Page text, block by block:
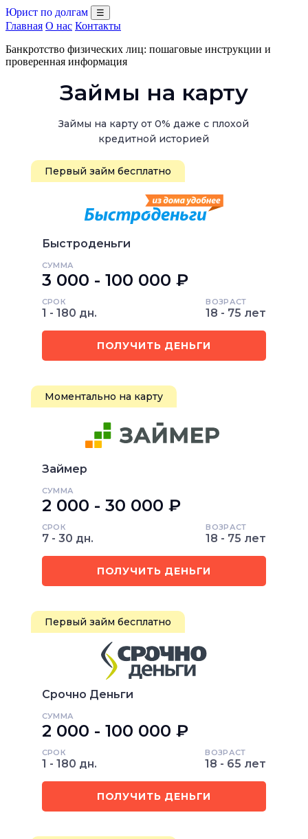
Юрист по долгам ☰
Главная О нас Контакты
Банкротство физических лиц: пошаговые инструкции и
проверенная информация
Займы на карту
Займы на карту от 0% даже с плохой
кредитной историей
Первый займ бесплатно
Быстроденьги
СУММА
3 000 - 100 000 ₽
СРОК
1 - 180 дн.
ВОЗРАСТ
18 - 75 лет
ПОЛУЧИТЬ ДЕНЬГИ
Моментально на карту
Займер
СУММА
2 000 - 30 000 ₽
СРОК
7 - 30 дн.
ВОЗРАСТ
18 - 75 лет
ПОЛУЧИТЬ ДЕНЬГИ
Первый займ бесплатно
Срочно Деньги
СУММА
2 000 - 100 000 ₽
СРОК
1 - 180 дн.
ВОЗРАСТ
18 - 65 лет
ПОЛУЧИТЬ ДЕНЬГИ